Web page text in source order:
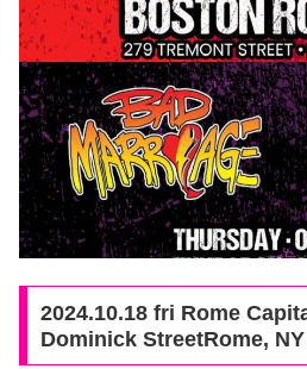
2024.10.18 fri Rome
Dominick StreetRome, NY